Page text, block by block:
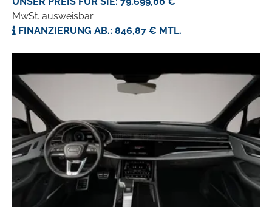
MwSt. ausweisbar
FINANZIERUNG AB.: 846,87 € MTL.